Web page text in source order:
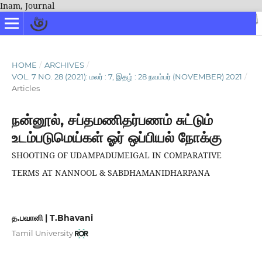
Inam, Journal
HOME / ARCHIVES /
VOL. 7 NO. 28 (2021): மலர் : 7, இதழ் : 28 நவம்பர் (NOVEMBER) 2021 /
Articles
நன்னூல், சப்தமணிதர்பணம் சுட்டும்
உடம்படுமெய்கள் ஓர் ஒப்பியல் நோக்கு
SHOOTING OF UDAMPADUMEIGAL IN COMPARATIVE
TERMS AT NANNOOL & SABDHAMANIDHARPANA
த.பவானி | T.Bhavani
Tamil University